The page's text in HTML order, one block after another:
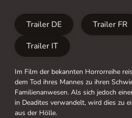
Trailer DE
Trailer FR
Trailer IT
Im Film der bekannten Horrorreihe
dem Tod ihres Mannes zu ihren
Familienanwesen. Als sich jedoch
in Deadites verwandelt, wird dies zu
aus der Hölle.